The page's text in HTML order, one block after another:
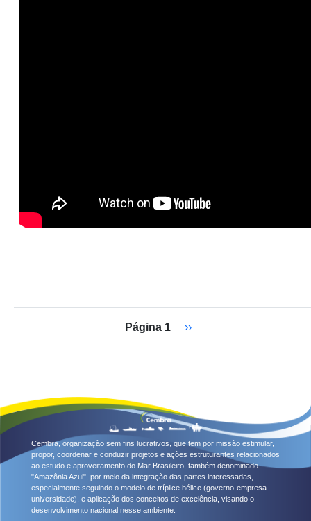
Página 1 Próxima página
››
Cembra, organização sem fins lucrativos, que tem por missão estimular,
propor, coordenar e conduzir projetos e ações estruturantes relacionados
ao estudo e aproveitamento do Mar Brasileiro, também denominado
"Amazônia Azul", por meio da integração das partes interessadas,
especialmente seguindo o modelo de tríplice hélice (governo-empresa-
universidade), e aplicação dos conceitos de excelência, visando o
desenvolvimento nacional nesse ambiente.